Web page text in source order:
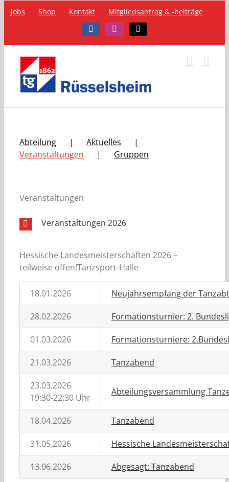
Inhalt
Jobs Shop Kontakt Mitgliedsantrag & -beiträge
FacebookInstagramTelefon
Abteilung
Aktuelles
Veranstaltungen
Gruppen
Veranstaltungen
Veranstaltungen 2026
Hessische Landesmeisterschaften 2026 –
teilweise offen!Tanzsport-Halle
18.01.2026 Neujahrsempfang der
28.02.2026 Formationsturnier: 2.
01.03.2026 Formationsturniere:
21.03.2026 Tanzabend
23.03.2026
19:30-22:30 Uhr
Abteilungsversammlung
18.04.2026 Tanzabend
31.05.2026 Hessische
13.06.2026 Abgesagt: Tanzabend